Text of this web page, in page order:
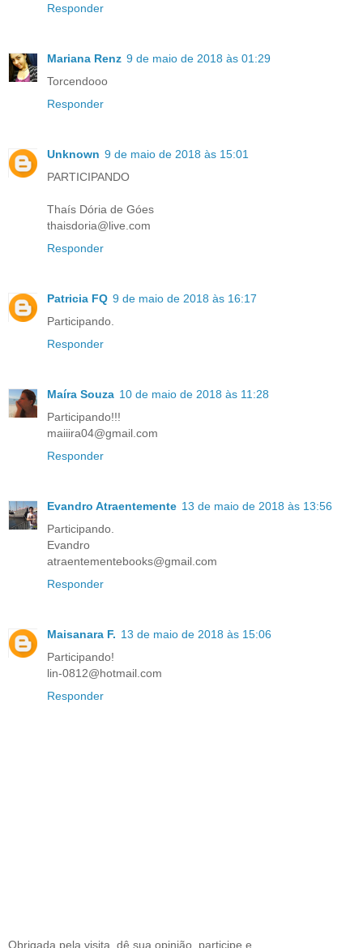
Responder
Mariana Renz 9 de maio de 2018 às 01:29
Torcendooo
Responder
Unknown 9 de maio de 2018 às 15:01
PARTICIPANDO
Thaís Dória de Góes
thaisdoria@live.com
Responder
Patricia FQ 9 de maio de 2018 às 16:17
Participando.
Responder
Maíra Souza 10 de maio de 2018 às 11:28
Participando!!!
maiiira04@gmail.com
Responder
Evandro Atraentemente 13 de maio de 2018 às 13:56
Participando.
Evandro
atraentementebooks@gmail.com
Responder
Maisanara F. 13 de maio de 2018 às 15:06
Participando!
lin-0812@hotmail.com
Responder
Obrigada pela visita, dê sua opinião, participe e